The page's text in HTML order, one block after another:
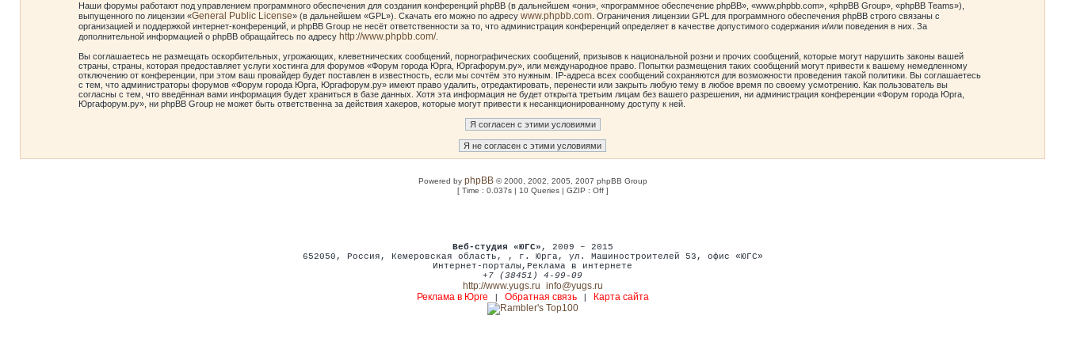
Наши форумы работают под управлением программного обеспечения для создания конференций phpBB (в дальнейшем «они», «программное обеспечение phpBB», «www.phpbb.com», «phpBB Group», «phpBB Teams»),
выпущенного по лицензии «General Public License» (в дальнейшем «GPL»). Скачать его можно по адресу www.phpbb.com. Ограничения лицензии GPL для программного обеспечения phpBB строго связаны с
организацией и поддержкой интернет-конференций, и phpBB Group не несёт ответственности за то, что администрация конференций определяет в качестве допустимого содержания и/или поведения в них. За
дополнительной информацией о phpBB обращайтесь по адресу http://www.phpbb.com/.
Вы соглашаетесь не размещать оскорбительных, угрожающих, клеветнических сообщений, порнографических сообщений, призывов к национальной розни и прочих сообщений, которые могут нарушить законы вашей
страны, страны, которая предоставляет услуги хостинга для форумов «Форум города Юрга, Юргафорум.ру», или международное право. Попытки размещения таких сообщений могут привести к вашему немедленному
отключению от конференции, при этом ваш провайдер будет поставлен в известность, если мы сочтём это нужным. IP-адреса всех сообщений сохраняются для возможности проведения такой политики. Вы соглашаетесь
с тем, что администраторы форумов «Форум города Юрга, Юргафорум.ру» имеют право удалить, отредактировать, перенести или закрыть любую тему в любое время по своему усмотрению. Как пользователь вы
согласны с тем, что введённая вами информация будет храниться в базе данных. Хотя эта информация не будет открыта третьим лицам без вашего разрешения, ни администрация конференции «Форум города Юрга,
Юргафорум.ру», ни phpBB Group не может быть ответственна за действия хакеров, которые могут привести к несанкционированному доступу к ней.
Powered by phpBB© 2000, 2002, 2005, 2007 phpBB Group
[ Time : 0.037s | 10 Queries | GZIP : Off ]
Веб-студия «ЮГС» , 2009 – 2015
652050 , Россия , Кемеровская область, , г. Юрга, ул. Машиностроителей 53 , офис «ЮГС»
Интернет-порталы , Реклама в интернете
+7 (38451) 4-99-09
http://www.yugs.ru info@yugs.ru
Реклама в Юрге
Обратная связь| Карта сайта